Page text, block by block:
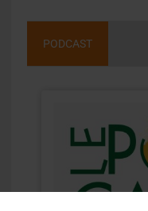
PODCAST